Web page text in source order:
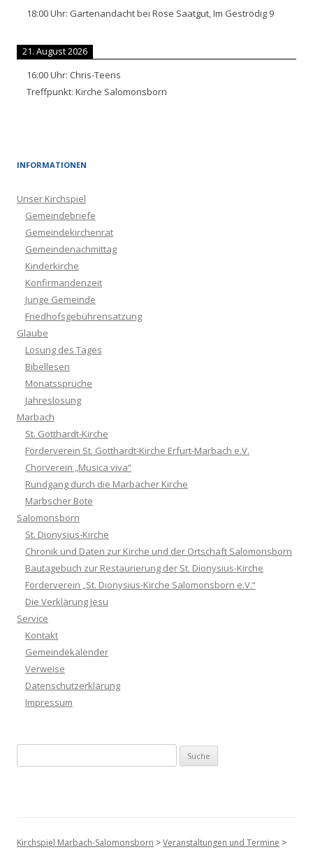
18:00Uhr: Gartenandacht bei Rose Saatgut, Im Geströdig 9
21. August 2026
16:00Uhr: Chris-Teens
Treffpunkt: Kirche Salomonsborn
INFORMATIONEN
Unser Kirchspiel
Gemeindebriefe
Gemeindekirchenrat
Gemeindenachmittag
Kinderkirche
Konfirmandenzeit
Junge Gemeinde
Friedhofsgebührensatzung
Glaube
Losung des Tages
Bibellesen
Monatssprüche
Jahreslosung
Marbach
St. Gotthardt-Kirche
Förderverein St. Gotthardt-Kirche Erfurt-Marbach e.V.
Chorverein „Musica viva“
Rundgang durch die Marbacher Kirche
Marbscher Bote
Salomonsborn
St. Dionysius-Kirche
Chronik und Daten zur Kirche und der Ortschaft Salomonsborn
Bautagebuch zur Restaurierung der St. Dionysius-Kirche
Förderverein „St. Dionysius-Kirche Salomonsborn e.V.“
Die Verklärung Jesu
Service
Kontakt
Gemeindekalender
Verweise
Datenschutzerklärung
Impressum
Kirchspiel Marbach-Salomonsborn >Veranstaltungen und Termine >